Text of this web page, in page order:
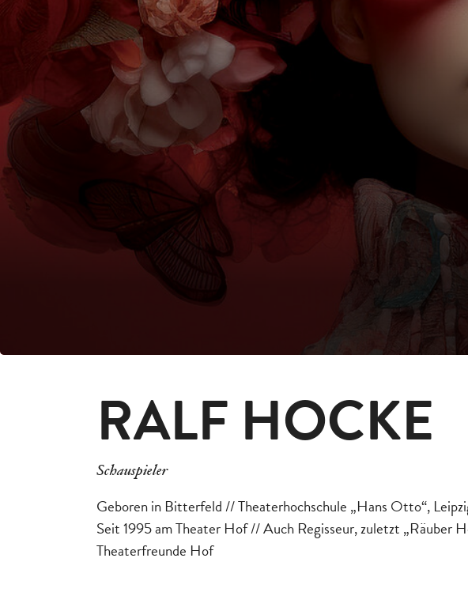
RALF HOCKE
Schauspieler
Geboren in Bitterfeld // Theaterhochschule „Hans Otto“,
Seit 1995 am Theater Hof // Auch Regisseur, zuletzt „Räuber
Theaterfreunde Hof